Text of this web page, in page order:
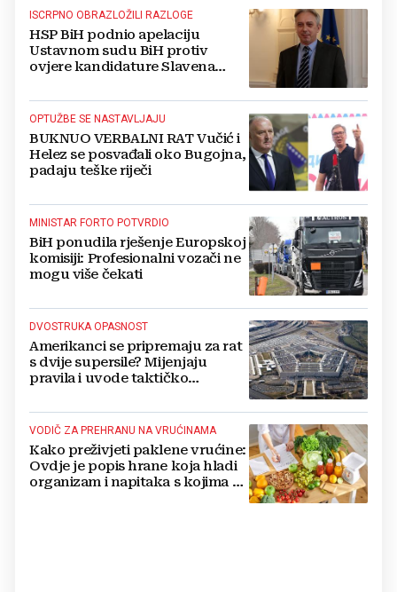
ISCRPNO OBRAZLOŽILI RAZLOGE
HSP BiH podnio apelaciju
Ustavnom sudu BiH protiv
ovjere kandidature Slavena
OPTUŽBE SE NASTAVLJAJU
BUKNUO VERBALNI RAT Vučić i
Helez se posvađali oko Bugojna,
padaju teške riječi
MINISTAR FORTO POTVRDIO
BiH ponudila rješenje Europskoj
komisiji: Profesionalni vozači ne
mogu više čekati
DVOSTRUKA OPASNOST
Amerikanci se pripremaju za rat
s dvije supersile? Mijenjaju
pravila i uvode taktičko
VODIČ ZA PREHRANU NA VRUĆINAMA
Kako preživjeti paklene vrućine:
Ovdje je popis hrane koja hladi
organizam i napitaka s kojima si